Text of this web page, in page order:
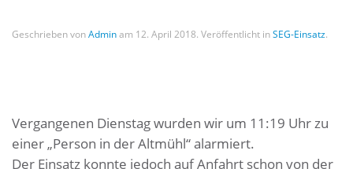
Geschrieben vonAdminam 12. April 2018. Veröffentlicht inSEG-Einsatz.
Vergangenen Dienstag wurden wir um 11:19 Uhr zu
einer „Person in der Altmühl“ alarmiert.
Der Einsatz konnte jedoch auf Anfahrt schon von der